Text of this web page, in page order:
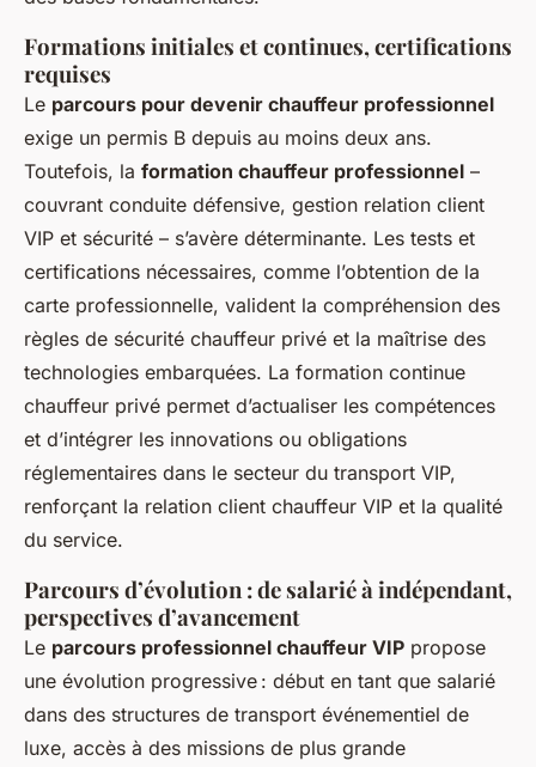
Formations initiales et continues, certifications
requises
Le parcours pour devenir chauffeur professionnel
exige un permis B depuis au moins deux ans.
Toutefois, la formation chauffeur professionnel –
couvrant conduite défensive, gestion relation client
VIP et sécurité – s’avère déterminante. Les tests et
certifications nécessaires, comme l’obtention de la
carte professionnelle, valident la compréhension des
règles de sécurité chauffeur privé et la maîtrise des
technologies embarquées. La formation continue
chauffeur privé permet d’actualiser les compétences
et d’intégrer les innovations ou obligations
réglementaires dans le secteur du transport VIP,
renforçant la relation client chauffeur VIP et la qualité
du service.
Parcours d’évolution : de salarié à indépendant,
perspectives d’avancement
Le parcours professionnel chauffeur VIP propose
une évolution progressive : début en tant que salarié
dans des structures de transport événementiel de
luxe, accès à des missions de plus grande